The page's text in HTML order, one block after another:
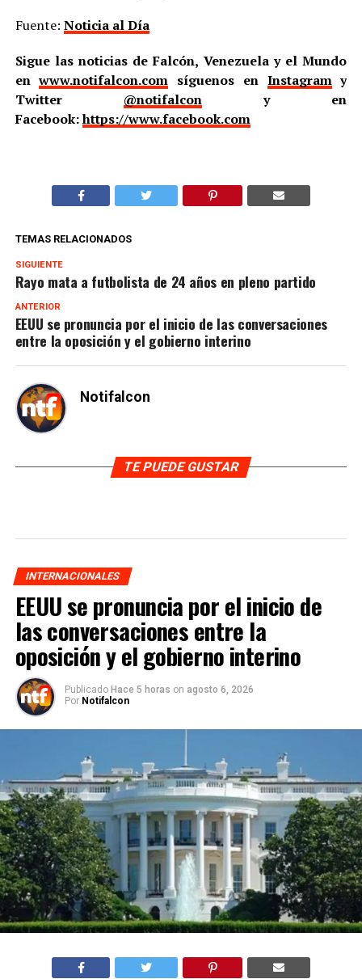
Fuente: Noticia al Día
Sigue las noticias de Falcón, Venezuela y el Mundo
enwww.notifalcon.com síguenos en Instagramy
Twitter @notifalcony en
Facebook:https://www.facebook.com
TEMAS RELACIONADOS
SIGUIENTE
Rayo mata a futbolista de 24 años en pleno partido
ANTERIOR
EEUU se pronuncia por el inicio de las conversaciones
entre la oposición y el gobierno interino
Notifalcon
TE PUEDE GUSTAR
INTERNACIONALES
EEUU se pronuncia por el inicio de
las conversaciones entre la
oposición y el gobierno interino
Publicado Hace 5 horas on agosto 6, 2026
Por Notifalcon